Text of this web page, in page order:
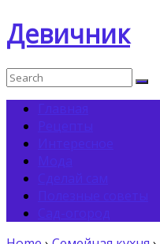
Девичник